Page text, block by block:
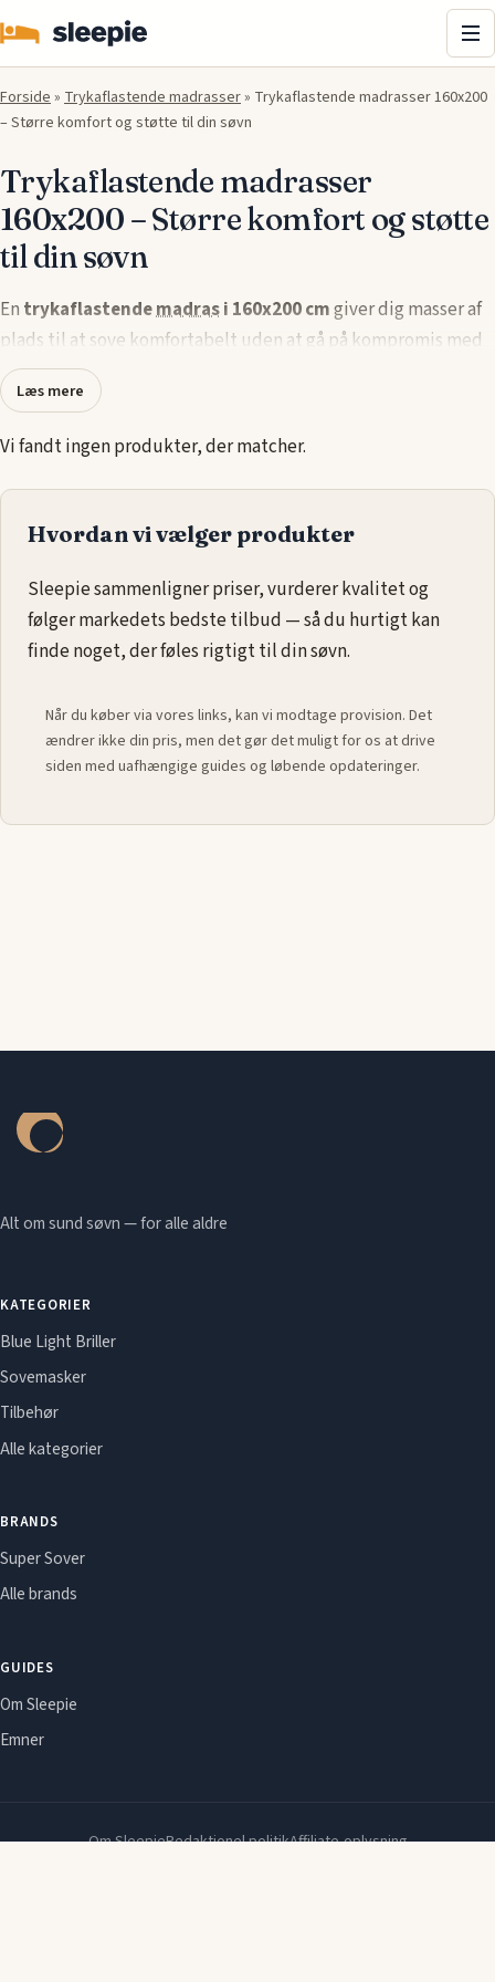
Forside» Trykaflastende madrasser» Trykaflastende madrasser 160x200
– Større komfort og støtte til din søvn
Trykaflastende madrasser
160x200 – Større komfort og støtte
til din søvn
En trykaflastendemadrasi 160x200 cmgiver dig masser af
plads til at sove komfortabelt uden at gå på kompromis med
støtte og kvalitet. Denne størrelse er ideel til par eller
personer, der ønsker ekstra plads til at strække sig ud i
sengen. Den trykaflastende teknologi sikrer en jævn
vægtfordeling og hjælper med at reducere trykpunkter,
hvilket giver en mere afslappet og behagelig nattesøvn.
Vores udvalg aftrykaflastende madrasser i 160x200
dig mulighed for at vælge den rette fasthed og materiale, der
passer til dine specifikke søvnbehov. Oplev, hvordan en
trykaflastende madras kan forbedre din søvnkvalitet og sikre,
at du vågner op veludhvilet og klar til dagen.
Læs mere
Vi fandt ingen produkter, der matcher.
Hvordan vi vælger produkter
Sleepie sammenligner priser, vurderer kvalitet og
følger markedets bedste tilbud — så du hurtigt kan
finde noget, der føles rigtigt til din søvn.
Når du køber via vores links, kan vi modtage provision. Det
ændrer ikke din pris, men det gør det muligt for os at drive
siden med uafhængige guides og løbende opdateringer.
Alt om sund søvn — for alle aldre
KATEGORIER
Blue Light Briller
Sovemasker
Tilbehør
Alle kategorier
BRANDS
Super Sover
Alle brands
GUIDES
Om Sleepie
Emner
Om SleepieRedaktionel politikAffiliate-oplysning